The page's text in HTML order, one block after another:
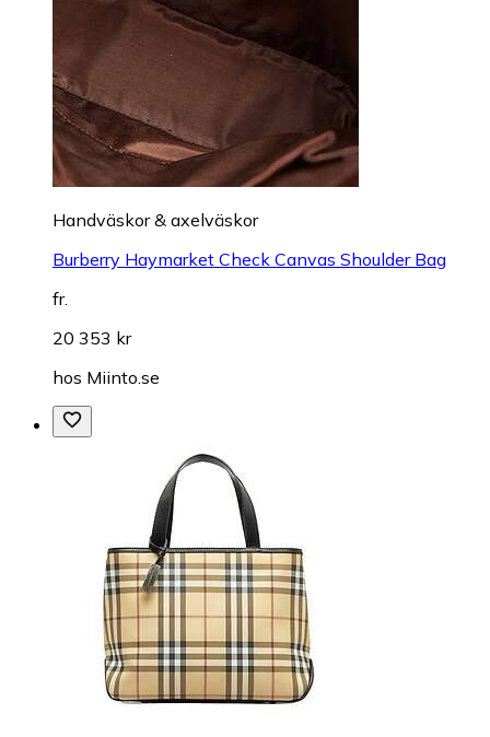
Handväskor & axelväskor
Burberry Haymarket Check Canvas Shoulder Bag
fr.
20 353 kr
hos Miinto.se